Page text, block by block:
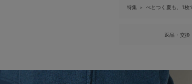
特集 ＞ べとつく夏も、1枚
返品・交換